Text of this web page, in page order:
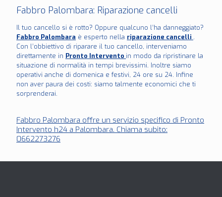
Fabbro Palombara : Riparazione cancelli
Il tuo cancello si è rotto? Oppure qualcuno l’ha danneggiato?
Fabbro Palombara è esperto nella riparazione cancelli .
Con l’obbiettivo di riparare il tuo cancello, interveniamo
direttamente in Pronto Intervento in modo da ripristinare la
situazione di normalità in tempi brevissimi. Inoltre siamo
operativi anche di domenica e festivi, 24 ore su 24. Infine
non aver paura dei costi: siamo talmente economici che ti
sorprenderai.
Fabbro Palombara offre un servizio specifico di Pronto
Intervento h24 a Palombara . Chiama subito:
0662273276